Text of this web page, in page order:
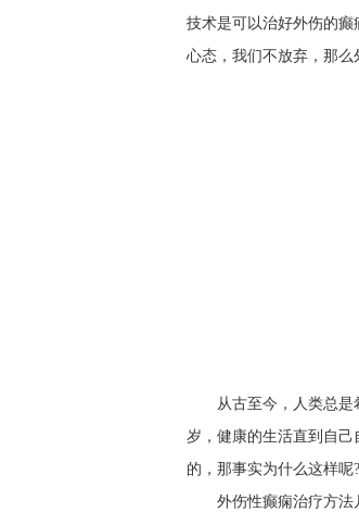
技术是可以治好外伤的
心态，我们不放弃，那么
从古至今，人类总
岁，健康的生活直到自
的，那事实为什么这样呢
外伤性癫痫治疗方法